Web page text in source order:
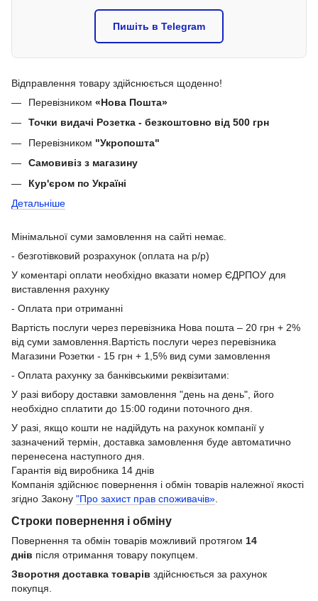
Пишіть в Telegram
Відправлення товару здійснюється щоденно!
Перевізником «Нова Пошта»
Точки видачі Розетка - безкоштовно від 500 грн
Перевізником "Укропошта"
Самовивіз з магазину
Кур'єром по Україні
Детальніше
Мінімальної суми замовлення на сайті немає.
- безготівковий розрахунок (оплата на р/р)
У коментарі оплати необхідно вказати номер ЄДРПОУ для
виставлення рахунку
- Оплата при отриманні
Вартість послуги через перевізника Нова пошта – 20 грн + 2%
від суми замовлення.Вартість послуги через перевізника
Магазини Розетки - 15 грн + 1,5% вид суми замовлення
- Оплата рахунку за банківськими реквізитами:
У разі вибору доставки замовлення "день на день", його
необхідно сплатити до 15:00 години поточного дня.
У разі, якщо кошти не надійдуть на рахунок компанії у
зазначений термін, доставка замовлення буде автоматично
перенесена наступного дня.
Гарантія від виробника 14 днів
Компанія здійснює повернення і обмін товарів належної якості
згідно Закону "Про захист прав споживачів»
Строки повернення і обміну
Повернення та обмін товарів можливий протягом 14
днів після отримання товару покупцем.
Зворотня доставка товарів здійснюється за рахунок
покупця.